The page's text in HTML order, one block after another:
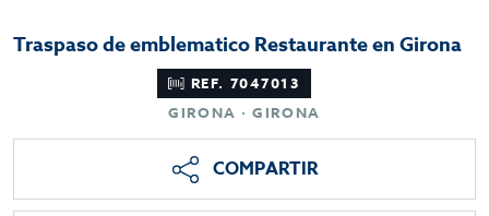
Traspaso de emblematico Restaurante en Girona
REF. 7047013
GIRONA · GIRONA
COMPARTIR